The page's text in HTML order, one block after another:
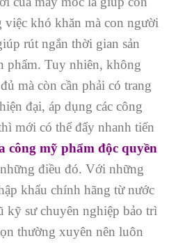
việc khó khăn mà con người
rút ngắn thời gian sản
phẩm. Tuy nhiên, không
mà còn cần phải có trang
đại, áp dụng các công
mới có thể đẩy nhanh tiến
công mỹ phẩm độc quyền
điều đó. Với những
khẩu chính hãng từ nước
kỹ sư chuyên nghiệp bảo trì
thường xuyên nên luôn